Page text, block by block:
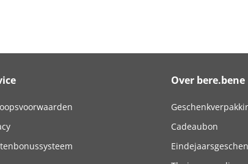
Over bere.bene
Cadeaubon